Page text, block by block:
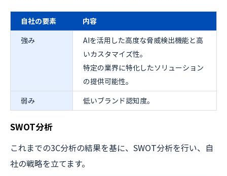
自社の要素
内容
強み
AIを活用した高度な脅威検出機能と高
いカスタマイズ性。
特定の業界に特化したソリューション
の提供可能性。
弱み
低いブランド認知度。
SWOT分析
これまでの3C分析の結果を基に、SWOT分析を行い、自
社の戦略を立てます。